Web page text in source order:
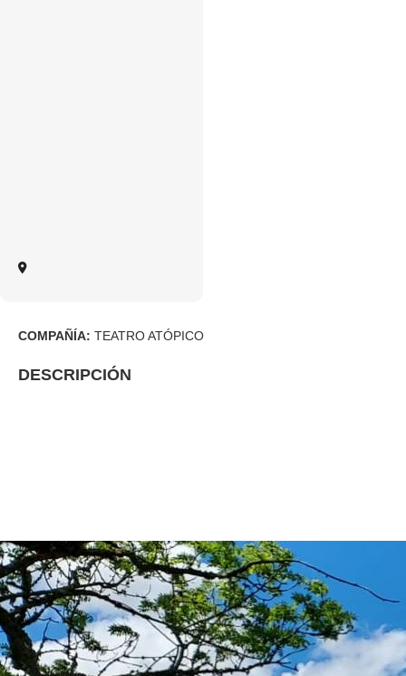
COMPAÑÍA: TEATRO ATÓPICO
DESCRIPCIÓN